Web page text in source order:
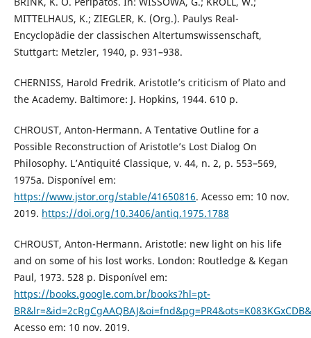
MITTELHAUS, K.; ZIEGLER, K. (Org.). Paulys Real-
Encyclopädie der classischen Altertumswissenschaft,
Stuttgart: Metzler, 1940, p. 931–938.
CHERNISS, Harold Fredrik. Aristotle’s criticism of Plato and
the Academy. Baltimore: J. Hopkins, 1944. 610 p.
CHROUST, Anton-Hermann. A Tentative Outline for a
Possible Reconstruction of Aristotle’s Lost Dialog On
Philosophy. L’Antiquité Classique, v. 44, n. 2, p. 553–569,
1975a. Disponível em:
https://www.jstor.org/stable/41650816. Acesso em: 10 nov.
2019. https://doi.org/10.3406/antiq.1975.1788
CHROUST, Anton-Hermann. Aristotle: new light on his life
and on some of his lost works. London: Routledge & Kegan
Paul, 1973. 528 p. Disponível em:
https://books.google.com.br/books?hl=pt-
Acesso em: 10 nov. 2019.